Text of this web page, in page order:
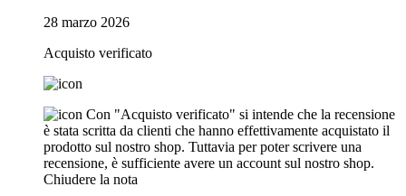
28 marzo 2026
Acquisto verificato
Con "Acquisto verificato" si intende che la recensione
è stata scritta da clienti che hanno effettivamente acquistato il
prodotto sul nostro shop. Tuttavia per poter scrivere una
recensione, è sufficiente avere un account sul nostro shop.
Chiudere la nota